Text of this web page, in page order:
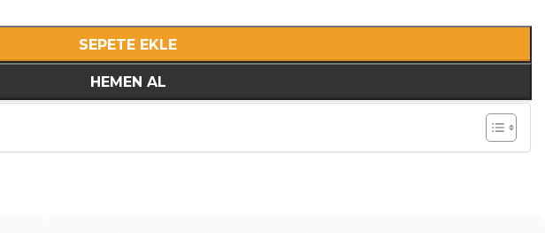
SEPETE EKLE
HEMEN AL